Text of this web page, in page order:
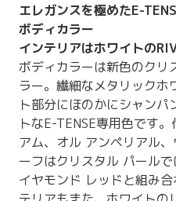
エレガンスを極めたE-
ボディカラー
インテリアはホワイトの
ボディカラーは新色のクリ
ラー。繊細なメタリックホ
ト部分にほのかにシャン
トなE-TENSE専用色です
アム、オル アンペリアル
ーフはクリスタル パール
イヤモンド レッドと組み